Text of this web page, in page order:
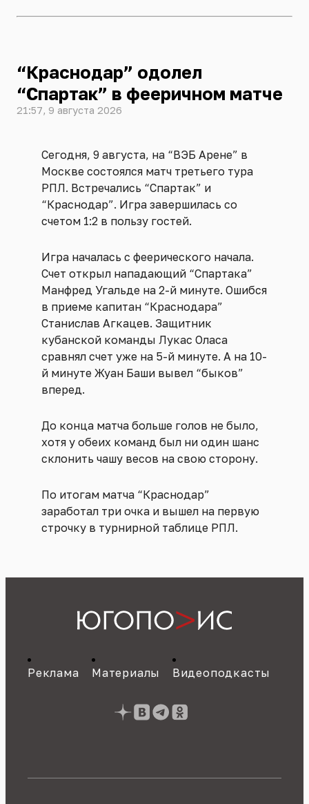
“Краснодар” одолел
“Спартак” в фееричном матче
21:57, 9 августа 2026
Сегодня, 9 августа, на “ВЭБ Арене” в
Москве состоялся матч третьего тура
РПЛ. Встречались “Спартак” и
“Краснодар”. Игра завершилась со
счетом 1:2 в пользу гостей.
Игра началась с феерического начала.
Счет открыл нападающий “Спартака”
Манфред Угальде на 2-й минуте. Ошибся
в приеме капитан “Краснодара”
Станислав Агкацев. Защитник
кубанской команды Лукас Оласа
сравнял счет уже на 5-й минуте. А на 10-
й минуте Жуан Баши вывел “быков”
вперед.
До конца матча больше голов не было,
хотя у обеих команд был ни один шанс
склонить чашу весов на свою сторону.
По итогам матча “Краснодар”
заработал три очка и вышел на первую
строчку в турнирной таблице РПЛ.
Реклама Материалы Видеоподкасты